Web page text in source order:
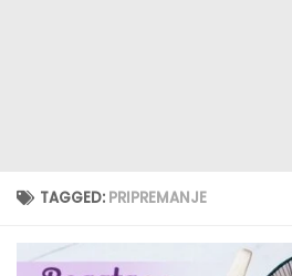
TAGGED: PRIPREMANJE